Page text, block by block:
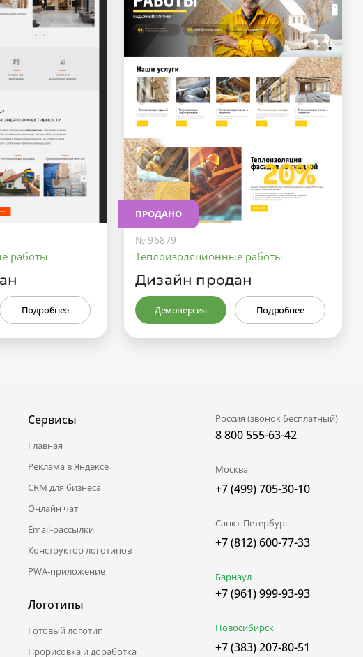
работы
Подробнее
ПРОДАНО
№ 96879
Теплоизоляционные работы
Дизайн продан
Демоверсия Подробнее
Сервисы
Главная
Реклама в Яндексе
CRM для бизнеса
Онлайн чат
Email-рассылки
Конструктор логотипов
PWA-приложение
Логотипы
Готовый логотип
Прорисовка и доработка
Россия (звонок бесплатный)
8 800 555-63-42
Москва
+7 (499) 705-30-10
Санкт-Петербург
+7 (812) 600-77-33
Барнаул
+7 (961) 999-93-93
Новосибирск
+7 (383) 207-80-51